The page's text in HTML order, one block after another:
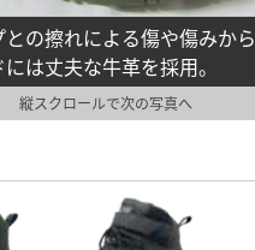
の擦れによる傷や傷みから
は丈夫な牛革を採用。
縦スクロールで次の写真へ